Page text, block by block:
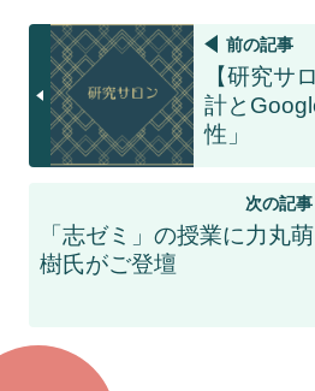
前の記事
【研究サ
計と
性」
次の記事
「志ゼミ」の授業に力丸萌
樹氏がご登壇